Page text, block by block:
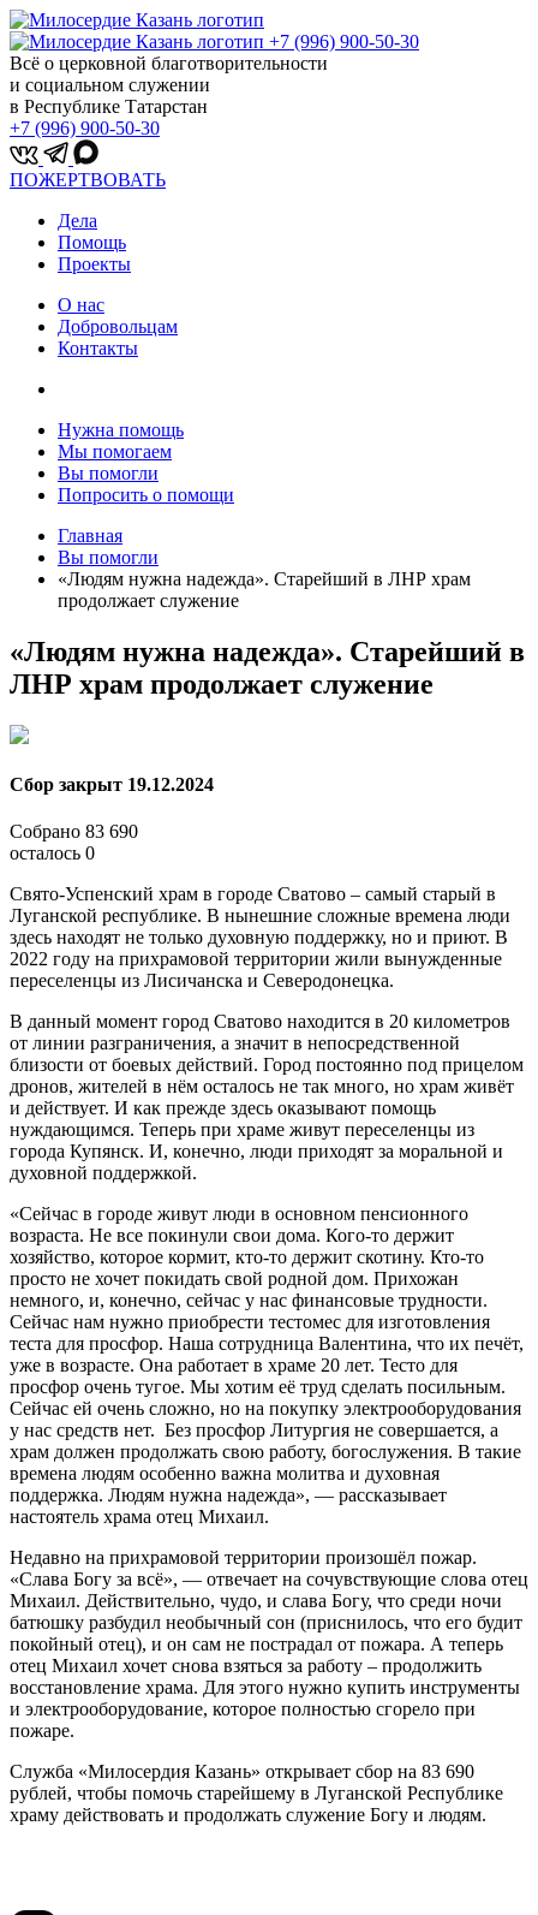
+7 (996) 900-50-30
Всё о церковной благотворительности
и социальном служении
в Республике Татарстан
+7 (996) 900-50-30
ПОЖЕРТВОВАТЬ
Дела
Помощь
Проекты
О нас
Добровольцам
Контакты
Нужна помощь
Мы помогаем
Вы помогли
Попросить о помощи
Главная
Вы помогли
«Людям нужна надежда». Старейший в ЛНР храм
продолжает служение
«Людям нужна надежда». Старейший в
ЛНР храм продолжает служение
Сбор закрыт 19.12.2024
Собрано 83 690
осталось 0
Свято-Успенский храм в городе Сватово – самый старый в
Луганской республике. В нынешние сложные времена люди
здесь находят не только духовную поддержку, но и приют. В
2022 году на прихрамовой территории жили вынужденные
переселенцы из Лисичанска и Северодонецка.
В данный момент город Сватово находится в 20 километров
от линии разграничения, а значит в непосредственной
близости от боевых действий. Город постоянно под прицелом
дронов, жителей в нём осталось не так много, но храм живёт
и действует. И как прежде здесь оказывают помощь
нуждающимся. Теперь при храме живут переселенцы из
города Купянск. И, конечно, люди приходят за моральной и
духовной поддержкой.
«Сейчас в городе живут люди в основном пенсионного
возраста. Не все покинули свои дома. Кого-то держит
хозяйство, которое кормит, кто-то держит скотину. Кто-то
просто не хочет покидать свой родной дом. Прихожан
немного, и, конечно, сейчас у нас финансовые трудности.
Сейчас нам нужно приобрести тестомес для изготовления
теста для просфор. Наша сотрудница Валентина, что их печёт,
уже в возрасте. Она работает в храме 20 лет. Тесто для
просфор очень тугое. Мы хотим её труд сделать посильным.
Сейчас ей очень сложно, но на покупку электрооборудования
у нас средств нет. Без просфор Литургия не совершается, а
храм должен продолжать свою работу, богослужения. В такие
времена людям особенно важна молитва и духовная
поддержка. Людям нужна надежда», — рассказывает
настоятель храма отец Михаил.
Недавно на прихрамовой территории произошёл пожар.
«Слава Богу за всё», — отвечает на сочувствующие слова отец
Михаил. Действительно, чудо, и слава Богу, что среди ночи
батюшку разбудил необычный сон (приснилось, что его будит
покойный отец), и он сам не пострадал от пожара. А теперь
отец Михаил хочет снова взяться за работу – продолжить
восстановление храма. Для этого нужно купить инструменты
и электрооборудование, которое полностью сгорело при
пожаре.
Служба «Милосердия Казань» открывает сбор на 83 690
рублей, чтобы помочь старейшему в Луганской Республике
храму действовать и продолжать служение Богу и людям.